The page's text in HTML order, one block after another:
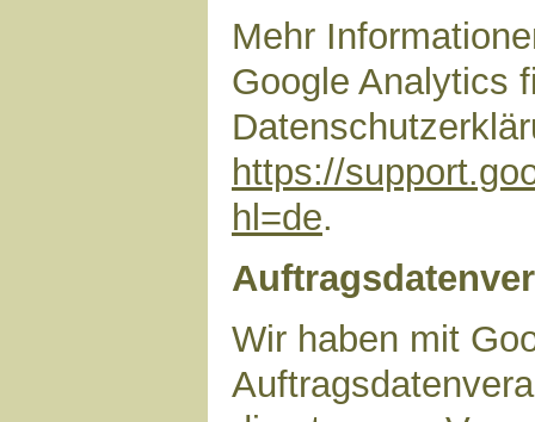
Mehr
Google Analytics
https://
hl=de.
Wir haben mit